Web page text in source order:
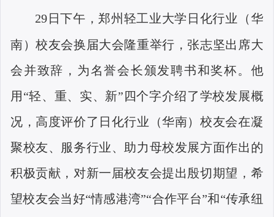
29 日下午，郑州轻工业大学日化行业（华
南）校友会换届大会隆重举行，张志坚出席大
会并致辞，为名誉会长颁发聘书和奖杯。他
用“轻、重、实、新”四个字介绍了学校发展概
况，高度评价了日化行业（华南）校友会在凝
聚校友、服务行业、助力母校发展方面作出的
积极贡献，对新一届校友会提出殷切期望，希
望校友会当好“情感港湾”“合作平台”和“传承纽